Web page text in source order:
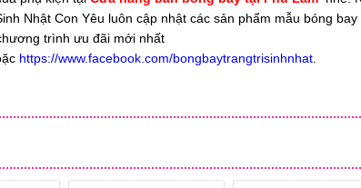
Nhật Con Yêu luôn cập nhật các sản phẩm mẫu bóng
trình ưu đãi mới nhất
https://www.facebook.com/bongbaytrangtrisinhnhat